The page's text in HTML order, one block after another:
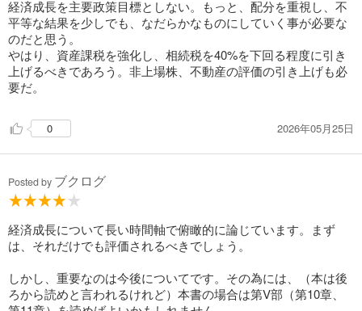
経済成長を主要政策目標としない。もっと、配分を重視し、不
平等な結果を少しでも、なだらかなものにしていく事が必要な
のだと思う。
やはり、資産課税を強化し、相続税を40%を下回る程度に引き
上げるべきであろう。非上場株、不動産の評価の引き上げも必
要だ。
0 2026年05月25日
Posted by ブクログ
経済成長について長い時間軸で俯瞰的に論じています。まず
は、それだけでも評価されるべきでしょう。
しかし、重要なのは今後についてです。その為には、（本は後
ろから読めと言われるけれど）本書の場合は第V部（第10章、